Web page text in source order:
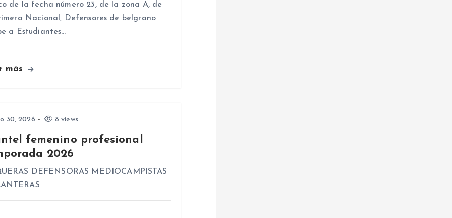
de la fecha número 23, de la zona A, de
Nacional, Defensores de belgrano
a Estudiantes…
más
30, 2026 8 views
femenino profesional
2026
DEFENSORAS MEDIOCAMPISTAS